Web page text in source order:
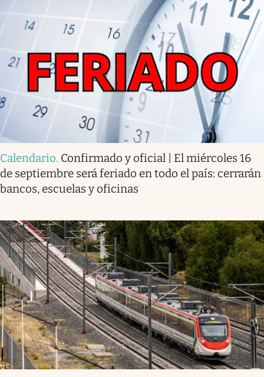
Calendario. Confirmado y oficial | El miércoles 16
de septiembre será feriado en todo el país: cerrarán
bancos, escuelas y oficinas